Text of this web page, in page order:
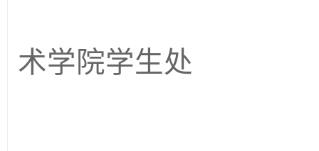
术学院学生处